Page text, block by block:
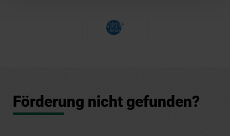
Förderung nicht gefunden?